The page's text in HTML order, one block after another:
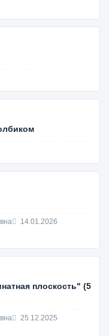
14.01.2026
плоскость" (5
25.12.2025